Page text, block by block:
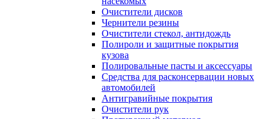
Очистители дисков
Чернители резины
Очистители стекол, антидождь
Полироли и защитные покрытия
кузова
Полировальные пасты и аксессуары
Средства для расконсервации новых
автомобилей
Антигравийные покрытия
Очистители рук